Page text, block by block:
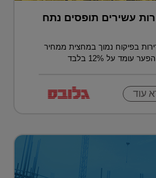
עשירים תופסים נתח
בפיקוח נמוך במחצית ממחיר
על 12% בלבד
עוד